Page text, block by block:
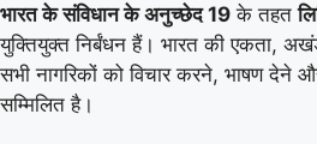
भारत के संविधान के अनुच्छेद 19 के तहत
युक्तियुक्त निर्बंधन हैं। भारत की एकता,
सभी नागरिकों को विचार करने, भाषण देने
सम्मिलित है।